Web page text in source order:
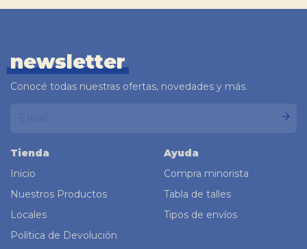
newsletter
Conocé todas nuestras ofertas, novedades y más.
Tienda
Inicio
Nuestros Productos
Locales
Política de Devolución
Ayuda
Compra minorista
Tabla de talles
Tipos de envíos